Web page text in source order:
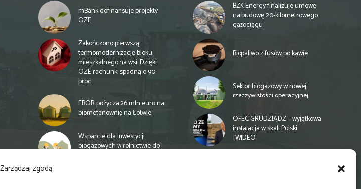
Zarządzaj zgodą
mBank dofinansuje projekty
OZE
Zakończono pierwszą
termomodernizację bloku
mieszkalnego na wsi. Dzięki
OZE rachunki spadną o 90
proc.
EBOR pożycza 26 mln euro na
biometanownię na Łotwie
Wsparcie dla inwestycji
biogazowych w rolnictwie do
BZK Energy finalizuje umowę
na budowę 20-kilometrowego
gazociągu
Biopaliwo z fusów po kawie
Sektor biogazowy w nowej
rzeczywistości operacyjnej
OPEC GRUDZIĄDZ – wyjątkowa
instalacja w skali Polski
[WIDEO]